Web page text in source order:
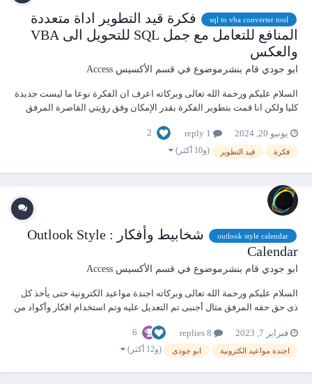
sql to vba converter tool
فكرة قيد التطوير اداة متعددة
المنافع للتعامل مع جمل SQL للتحويل الى VBA
والعكس
ابو جودي قام بنشرموضوع في قسم الأكسيس Access
السلام عليكم ورحمة الله تعالى وبركاته اعرف ان الفكرة نوعا ما ليست جديدة
كليا ولكن انا قمت بتطوير الفكرة بقدر الإمكان وفق رؤيتي القاصرة المرفق
وقوع أي أخطاء في انتظار آرائكم وارحب بإضافة الأفكار طبعا و يحبذا لو ي...
يونيو 20, 2024 2
فكرة قيد التطوير (و10 أكثر)
outlook style calendar
شخابيط وأفكار : Outlook Style
Calendar
ابو جودي قام بنشرموضوع في قسم الأكسيس Access
السلام عليكم ورحمة الله تعالى وبركاته اجندة مواعيد الكترونية حتى يأخذ كل
ذى حق حقه المرفق مثال أجنبى تم التعديل عليه وتم استخدام افكار وأكواد من
العبد الفقير الى الله والتى كانت تناسبنى وقت التعديل على المرفق...
فبراير 7, 2023 6
اجندة مواعيد الكترونية ابو جودى (و12 أكثر)